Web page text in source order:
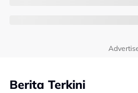
Berita Terkini